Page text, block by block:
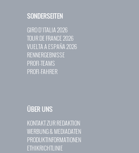
SONDERSEITEN
GIRO D`ITALIA 2026
TOUR DE FRANCE 2026
VUELTA A ESPAÑA 2026
RENNERGEBNISSE
PROFI-TEAMS
PROFI-FAHRER
ÜBER UNS
KONTAKT ZUR REDAKTION
WERBUNG & MEDIADATEN
PRODUKTINFORMATIONEN
ETHIKRICHTLINIE